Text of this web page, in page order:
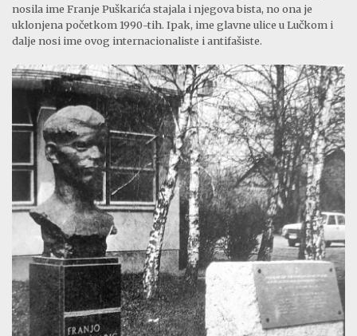
nosila ime Franje Puškarića stajala i njegova bista, no ona je
uklonjena početkom 1990-tih. Ipak, ime glavne ulice u Lučkom i
dalje nosi ime ovog internacionaliste i antifašiste.